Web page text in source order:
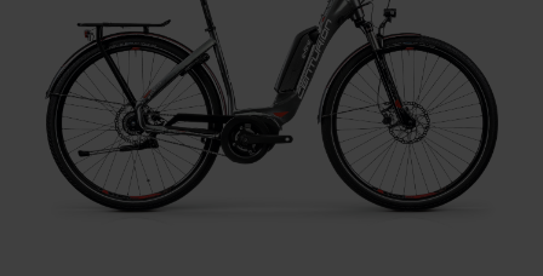
Service
Stories
Partner